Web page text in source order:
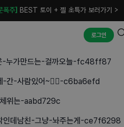
폭주] BEST 토이 + 젤 초특가 보러가기 >
로그인
-누가만드는-걸까오늘-fc48ff87
-간-사람있어~❤️‍🔥-c6ba6efd
위는-aabd729c
인데남친-그냥-놔주는게-ce7f6298